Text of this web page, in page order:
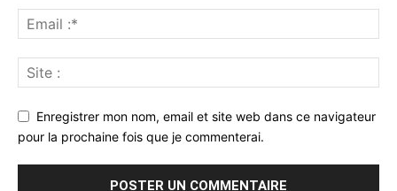
Enregistrer mon nom, email et site web dans ce navigateur
pour la prochaine fois que je commenterai.